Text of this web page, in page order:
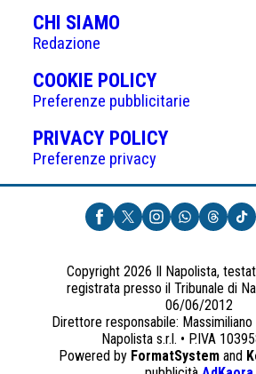
CHI SIAMO
Redazione
COOKIE POLICY(APRE
IN
UNA
NUOVA
Preferenze pubblicitarie
PRIVACY POLICY(APRE
UNA
NUOVA
SCHEDA)
Preferenze privacy
Copyright 2026 Il Napolista,
registrata presso il Tribunale di
06/06/2012
Direttore responsabile: Massimiliano
Napolista s.r.l. • P.IVA
Powered by FormatSystemand